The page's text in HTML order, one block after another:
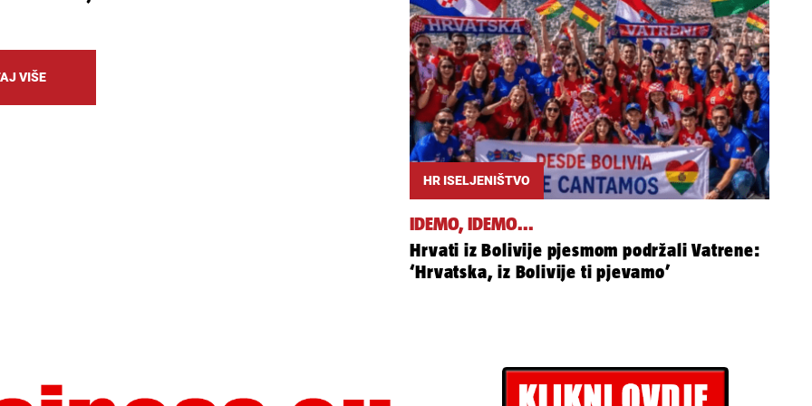
VIŠE
HR ISELJENIŠTVO
IDEMO, IDEMO...
Hrvati iz Bolivije pjesmom podržali Vatrene:
‘Hrvatska, iz Bolivije ti pjevamo’